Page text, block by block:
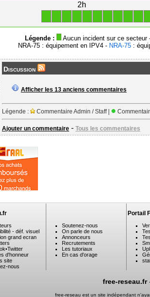
2h
Légende : Aucun incident sur ce secteur
NRA-75 : équipement en IPV4 - NRA-75 :
Discussion
Afficher les 13 anciens commentaires
Légende : Commentaire Admin / Staff |
Ajouter un commentaire - Tous les commentaires
- déf. visuel
grand ecran
•Twitter
d'honneur
site
nous
Soutenez-nous
On parle de nous
Annonceurs
Recrutements
Les tutoriaux
En cas d'orage
Portail
free-reseau.fr
free-reseau est un site indépendant